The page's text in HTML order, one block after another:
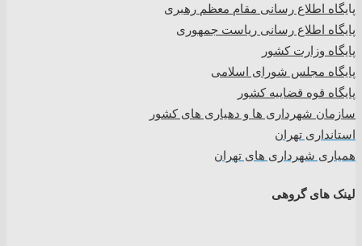
پایگاه اطلاع رسانی مقام معظم رهبری
پایگاه اطلاع رسانی ریاست جمهوری
پایگاه وزارت کشور
پایگاه مجلس شورای اسلامی
پایگاه قوه قضاییه کشور
سازمان شهرداری ها و دهیاری های کشور
استانداری تهران
همیاری شهرداری های تهران
لینک های گروهی